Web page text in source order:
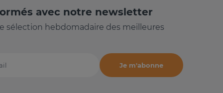
avec notre newsletter
sélection hebdomadaire des meilleures
Je m'abonne